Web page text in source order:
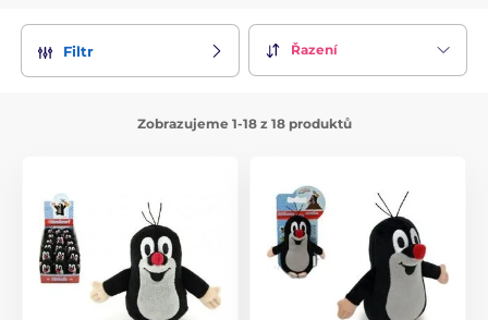
Filtr Řazení
Zobrazujeme 1-18 z 18 produktů